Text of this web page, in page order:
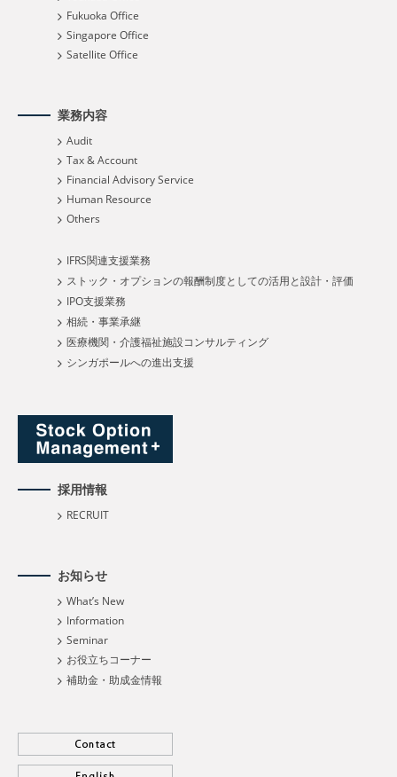
Fukuoka Office
Singapore Office
Satellite Office
業務内容
Audit
Tax & Account
Financial Advisory Service
Human Resource
Others
IFRS関連支援業務
ストック・オプションの報酬制度としての活用と設計・評価
IPO支援業務
相続・事業承継
医療機関・介護福祉施設コンサルティング
シンガポールへの進出支援
採用情報
RECRUIT
お知らせ
What’s New
Information
Seminar
お役立ちコーナー
補助金・助成金情報